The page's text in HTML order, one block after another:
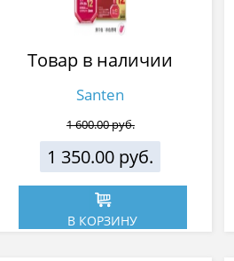
Товар в наличии
Santen
1 600.00 руб.
1 350.00 руб.
В КОРЗИНУ